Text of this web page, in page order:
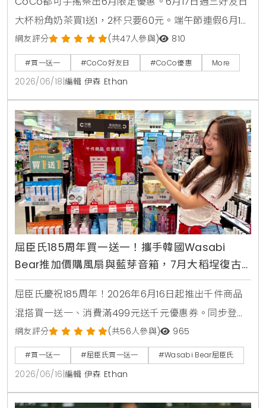
大杯粉角奶茶買1送1，2杯只要60元。端午節連假6月19
日至6月21日加碼消暑活動，大杯芒果冰沙、雪沙椰椰
咖啡、雪沙椰椰冬瓜3款指定特調冰沙限時特價49元。
網友評分 (共47人參與) 810
#買一送一 #CoCo好友日 #CoCo優惠 More
2026/06/18 編輯 伊森 Ethan
屈臣氏185周年買一送一！攜手韓國Wasabi
Bear推加價購風扇與藍芽音箱，7月大稻埕復古
快閃店盛大開幕
屈臣氏慶祝185周年！2026年6月16日起推出千件商品
混搭買一送一、消費滿499元送千元優惠券。同步登場
的還有韓國Wasabi Bear第二彈聯名加價購，包含小提
袋、製冷風扇與藍芽音箱，消費滿1850元再送獨家185
周年紀念熊。7月9日更將於台北大稻埕開設復古主題快
閃店，重現經典時代場景。
網友評分 (共56人參與) 965
#買一送一 #屈臣氏買一送一 #Wasabi Bear屈臣氏
2026/06/16 編輯 伊森 Ethan